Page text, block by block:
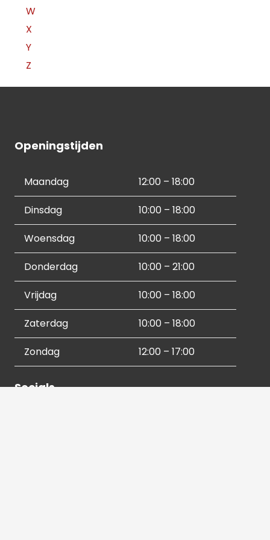
W
X
Y
Z
Openingstijden
Maandag 12:00 – 18:00
Dinsdag 10:00 – 18:00
Woensdag 10:00 – 18:00
Donderdag 10:00 – 21:00
Vrijdag 10:00 – 18:00
Zaterdag 10:00 – 18:00
Zondag 12:00 – 17:00
Socials